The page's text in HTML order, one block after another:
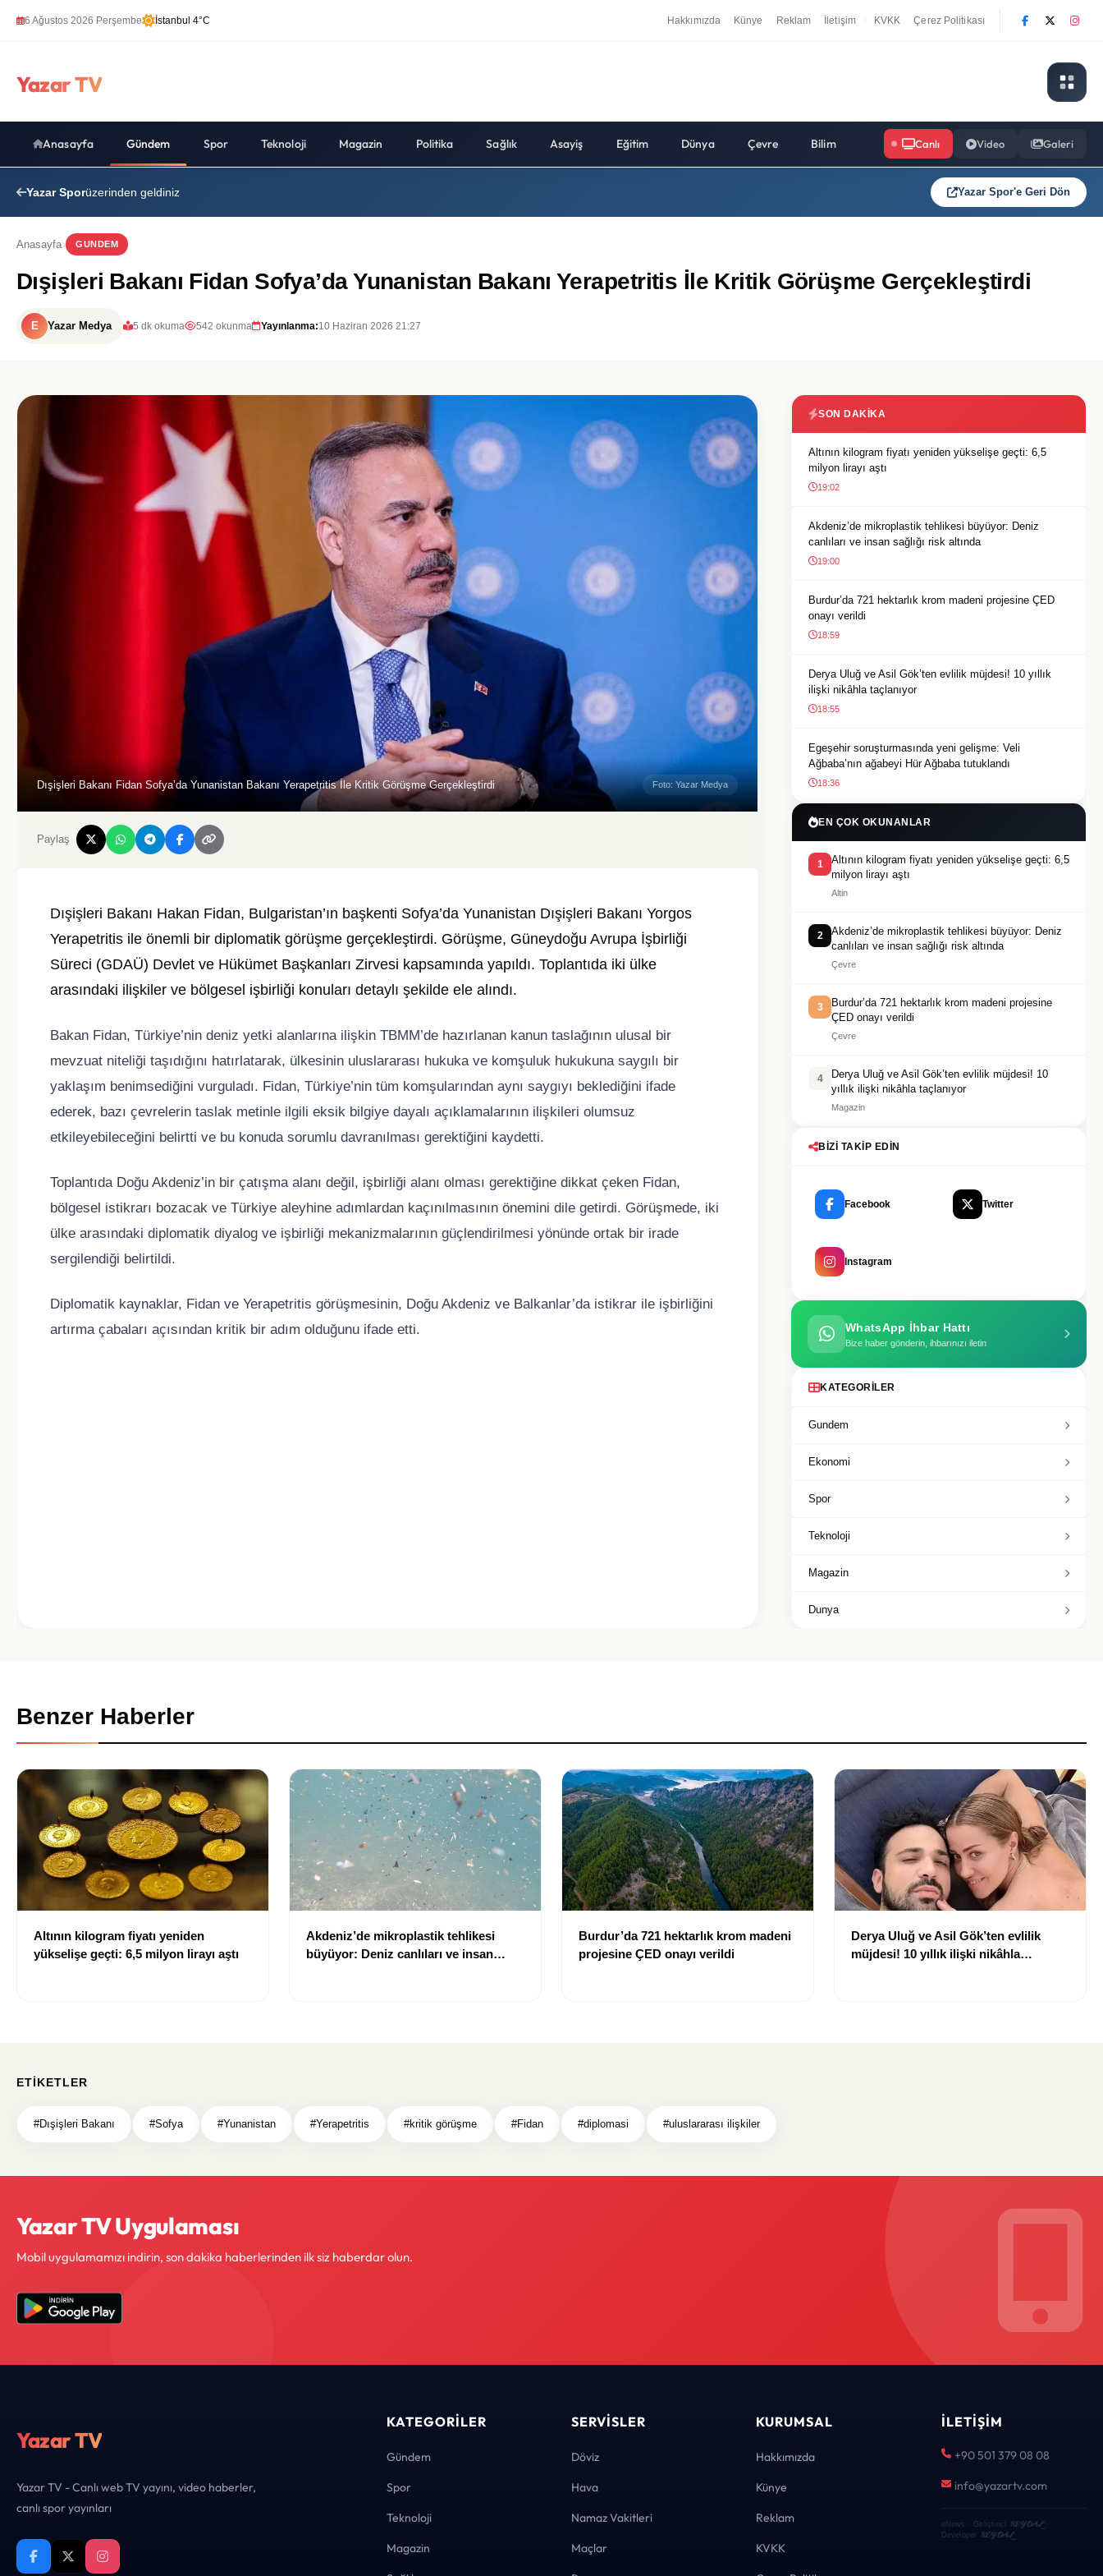
6 Ağustos 2026 Perşembe İstanbul 4°C Hakkımızda Künye Reklam İletişim KVKK Çerez Politikası
Yazar TV
Anasayfa Gündem Spor Teknoloji Magazin Politika Sağlık Asayiş Eğitim Dünya Çevre Bilim Canlı Video Galeri
Yazar Sporüzerinden geldiniz Yazar Spor'e Geri Dön
Anasayfa GUNDEM
Dışişleri Bakanı Fidan Sofya’da Yunanistan Bakanı Yerapetritis İle Kritik Görüşme Gerçekleştirdi
E Yazar Medya 5 dk okuma 542 okunma Yayınlanma:10 Haziran 2026 21:27
Dışişleri Bakanı Fidan Sofya’da Yunanistan Bakanı Yerapetritis İle Kritik Görüşme Gerçekleştirdi Foto: Yazar Medya
Paylaş
Dışişleri Bakanı Hakan Fidan, Bulgaristan’ın başkenti Sofya’da Yunanistan Dışişleri Bakanı Yorgos
Yerapetritis ile önemli bir diplomatik görüşme gerçekleştirdi. Görüşme, Güneydoğu Avrupa İşbirliği
Süreci (GDAÜ) Devlet ve Hükümet Başkanları Zirvesi kapsamında yapıldı. Toplantıda iki ülke
arasındaki ilişkiler ve bölgesel işbirliği konuları detaylı şekilde ele alındı.
Bakan Fidan, Türkiye’nin deniz yetki alanlarına ilişkin TBMM’de hazırlanan kanun taslağının ulusal bir
mevzuat niteliği taşıdığını hatırlatarak, ülkesinin uluslararası hukuka ve komşuluk hukukuna saygılı bir
yaklaşım benimsediğini vurguladı. Fidan, Türkiye’nin tüm komşularından aynı saygıyı beklediğini ifade
ederek, bazı çevrelerin taslak metinle ilgili eksik bilgiye dayalı açıklamalarının ilişkileri olumsuz
etkileyebileceğini belirtti ve bu konuda sorumlu davranılması gerektiğini kaydetti.
Toplantıda Doğu Akdeniz’in bir çatışma alanı değil, işbirliği alanı olması gerektiğine dikkat çeken Fidan,
bölgesel istikrarı bozacak ve Türkiye aleyhine adımlardan kaçınılmasının önemini dile getirdi. Görüşmede, iki
ülke arasındaki diplomatik diyalog ve işbirliği mekanizmalarının güçlendirilmesi yönünde ortak bir irade
sergilendiği belirtildi.
Diplomatik kaynaklar, Fidan ve Yerapetritis görüşmesinin, Doğu Akdeniz ve Balkanlar’da istikrar ile işbirliğini
artırma çabaları açısından kritik bir adım olduğunu ifade etti.
SON DAKIKA
Altının kilogram fiyatı yeniden yükselişe geçti: 6,5
milyon lirayı aştı
19:02
Akdeniz’de mikroplastik tehlikesi büyüyor: Deniz
canlıları ve insan sağlığı risk altında
19:00
Burdur’da 721 hektarlık krom madeni projesine ÇED
onayı verildi
18:59
Derya Uluğ ve Asil Gök’ten evlilik müjdesi! 10 yıllık
ilişki nikâhla taçlanıyor
18:55
Egeşehir soruşturmasında yeni gelişme: Veli
Ağbaba’nın ağabeyi Hür Ağbaba tutuklandı
18:36
EN ÇOK OKUNANLAR
1
Altının kilogram fiyatı yeniden yükselişe geçti: 6,5
milyon lirayı aştı
Altin
2
Akdeniz’de mikroplastik tehlikesi büyüyor: Deniz
canlıları ve insan sağlığı risk altında
Çevre
3
Burdur’da 721 hektarlık krom madeni projesine
ÇED onayı verildi
Çevre
4
Derya Uluğ ve Asil Gök’ten evlilik müjdesi! 10
yıllık ilişki nikâhla taçlanıyor
Magazin
BIZI TAKIP EDIN
Facebook Twitter
Instagram
WhatsApp İhbar Hattı
Bize haber gönderin, ihbarınızı iletin
KATEGORILER
Gundem
Ekonomi
Spor
Teknoloji
Magazin
Dunya
Benzer Haberler
Altının kilogram fiyatı yeniden
yükselişe geçti: 6,5 milyon lirayı aştı
Akdeniz’de mikroplastik tehlikesi
büyüyor: Deniz canlıları ve insan
Burdur’da 721 hektarlık krom madeni
projesine ÇED onayı verildi
Derya Uluğ ve Asil Gök’ten evlilik
müjdesi! 10 yıllık ilişki nikâhla
ETIKETLER
#Dışişleri Bakanı #Sofya #Yunanistan #Yerapetritis #kritik görüşme #Fidan #diplomasi #uluslararası ilişkiler
Yazar TV Uygulaması
Mobil uygulamamızı indirin, son dakika haberlerinden ilk siz haberdar olun.
Yazar TV
Yazar TV - Canlı web TV yayını, video haberler,
canlı spor yayınları
KATEGORILER
Gündem
Spor
Teknoloji
Magazin
SERVISLER
Döviz
Hava
Namaz Vakitleri
Maçlar
KURUMSAL
Hakkımızda
Künye
Reklam
KVKK
İLETIŞIM
+90 501 379 08 08
info@yazartv.com
eNews · Geliştirici KEYDAL·
Developer KEYDAL